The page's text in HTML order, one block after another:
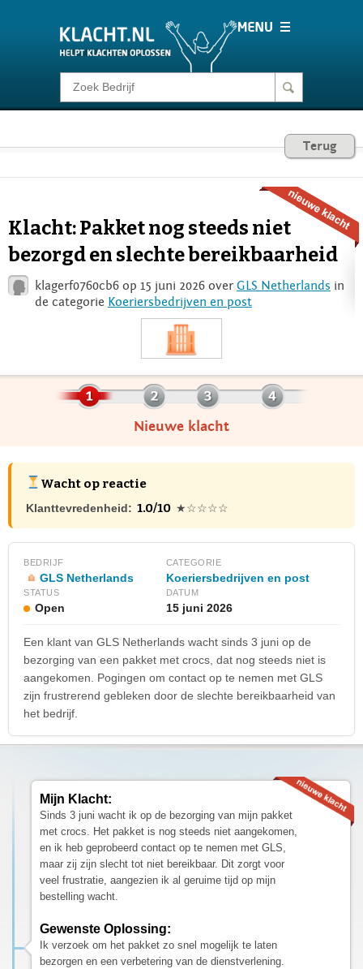
Klacht melden
Consumentenrecht
Voor Bedrijven
Login
Terug
Klacht: Pakket nog steeds niet
bezorgd en slechte bereikbaarheid
klagerf0760cb6 op 15 juni 2026 overGLS Netherlands in
de categorie Koeriersbedrijven en post
Nieuwe klacht
Wacht op reactie
Klanttevredenheid: 1.0/10 ★☆☆☆☆
BEDRIJF
GLS Netherlands
CATEGORIE
Koeriersbedrijven en post
STATUS
Open
DATUM
15 juni 2026
Een klant van GLS Netherlands wacht sinds 3 juni op de
bezorging van een pakket met crocs, dat nog steeds niet is
aangekomen. Pogingen om contact op te nemen met GLS
zijn frustrerend gebleken door de slechte bereikbaarheid van
het bedrijf.
Mijn Klacht:
Sinds 3 juni wacht ik op de bezorging van mijn pakket
met crocs. Het pakket is nog steeds niet aangekomen,
en ik heb geprobeerd contact op te nemen met GLS,
maar zij zijn slecht tot niet bereikbaar. Dit zorgt voor
veel frustratie, aangezien ik al geruime tijd op mijn
bestelling wacht.
Gewenste Oplossing:
Ik verzoek om het pakket zo snel mogelijk te laten
bezorgen en een verbetering van de dienstverlening.